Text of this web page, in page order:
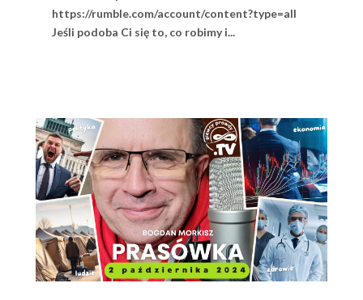
https://rumble.com/account/content?type=all
Jeśli podoba Ci się to, co robimy i...